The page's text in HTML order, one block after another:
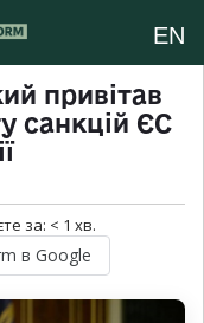
EN
привітав
санкцій ЄС
за: < 1 хв.
в Google